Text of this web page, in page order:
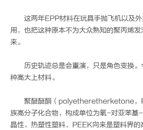
这两年EPP材料在玩具手抛飞机以及
用，也把这种原本不为大众熟知的聚丙烯
来。
历史轨迹总是会重演，只是角色变换
种高大上材料。
聚醚醚酮（polyetheretherketone，
族高分子化合物，构成单位为氧-对亚苯
晶性，热塑性塑料，PEEK向来是塑料界的